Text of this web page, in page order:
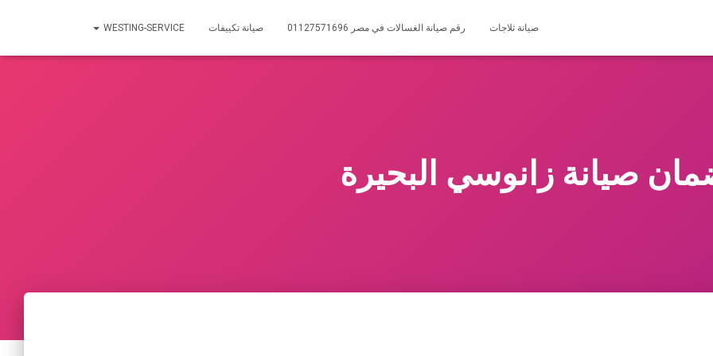
صيانة ثلاجات رقم صيانة الغسالات في مصر 01127571696 صيانة تكييفات WESTING-SERVICE
صيانة زانوسي البحيرة